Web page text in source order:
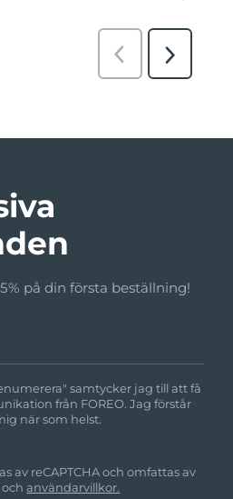
på din första beställning!
samtycker jag till att få
från FOREO. Jag förstår
när som helst.
av reCAPTCHA och omfattas av
ochanvändarvillkor.